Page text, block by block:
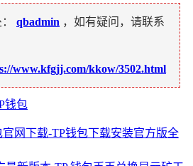
qbadmin ，如有疑问，请联系
www.kfgjj.com/kkow/3502.html
钱包
官网下载-TP钱包下载安装官方版全